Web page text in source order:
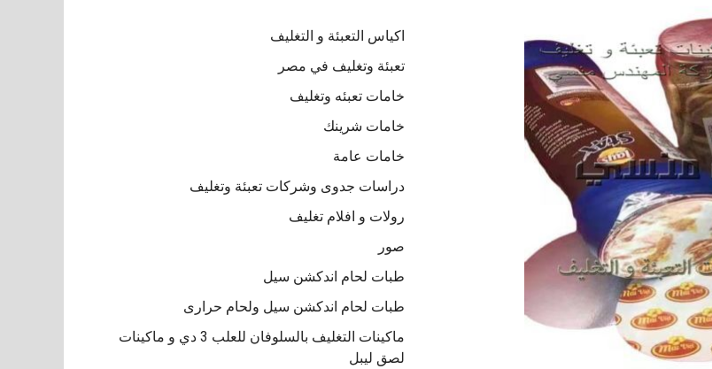
اكياس التعبئة و التغليف
تعبئة وتغليف في مصر
خامات تعبئه وتغليف
خامات شرينك
خامات عامة
دراسات جدوى وشركات تعبئة وتغليف
رولات و افلام تغليف
صور
طبات لحام اندكشن سيل
طبات لحام اندكشن سيل ولحام حرارى
ماكينات التغليف بالسلوفان للعلب 3 دي و ماكينات
لصق ليبل